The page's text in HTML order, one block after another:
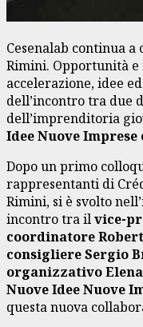
Cesenalab continua a
Rimini. Opportunità e
accelerazione, idee
dell’incontro tra due
dell’imprenditoria
Idee Nuove Imprese
Dopo un primo
rappresentanti di
Rimini, si è svolto
incontro tra ilvice-
coordinatore
consigliere Sergio
organizzativo Elena
Nuove Idee Nuove
questa nuova